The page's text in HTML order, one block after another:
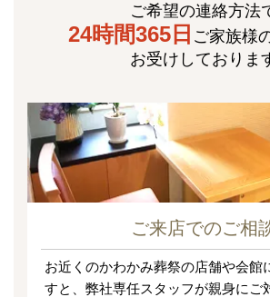
ご希望の連絡方法
24時間365日 ご家族様
お受けしておりま
ご来店でのご相
お近くのかわかみ葬祭の店舗や会館
すと、弊社専任スタッフが親身にご